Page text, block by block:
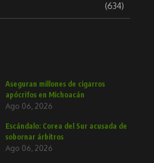
(634)
Aseguran millones de cigarros
apócrifos en Michoacán
Ago 06, 2026
Escándalo: Corea del Sur acusada de
sobornar árbitros
Ago 06, 2026